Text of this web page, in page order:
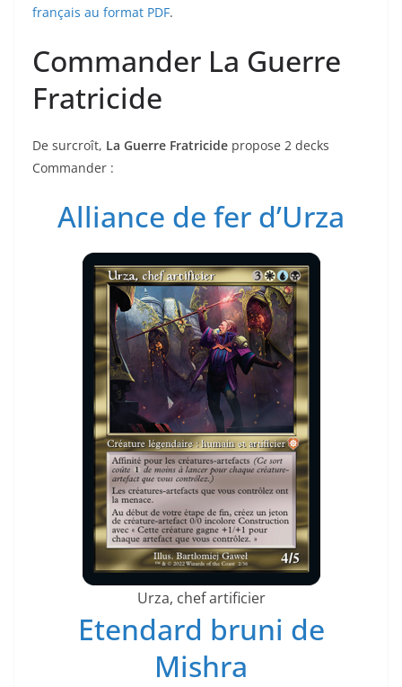
français au format PDF.
Commander La Guerre
Fratricide
De surcroît, La Guerre Fratricide propose 2 decks
Commander :
Alliance de fer d’Urza
Urza, chef artificier
Etendard bruni de
Mishra